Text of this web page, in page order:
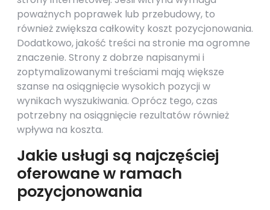
poważnych poprawek lub przebudowy, to
również zwiększa całkowity koszt pozycjonowania.
Dodatkowo, jakość treści na stronie ma ogromne
znaczenie. Strony z dobrze napisanymi i
zoptymalizowanymi treściami mają większe
szanse na osiągnięcie wysokich pozycji w
wynikach wyszukiwania. Oprócz tego, czas
potrzebny na osiągnięcie rezultatów również
wpływa na koszta.
Jakie usługi są najczęściej
oferowane w ramach
pozycjonowania